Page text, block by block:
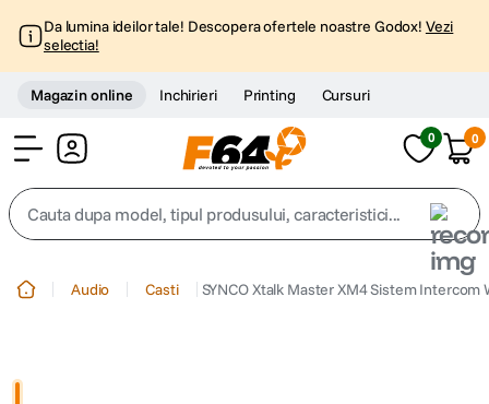
Da lumina ideilor tale! Descopera ofertele noastre Godox! Vezi
selectia!
Magazin online Inchirieri Printing Cursuri
0 0
Cauta dupa model, tipul produsului, caracteristici...
Audio Casti SYNCO Xtalk Master XM4 Sistem Intercom